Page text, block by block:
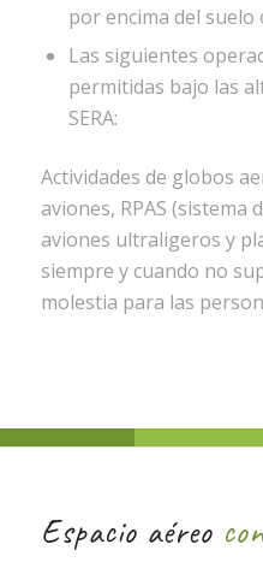
por encima del suelo
Las siguientes
permitidas bajo las
SERA:
Actividades de globos
aviones, RPAS (sistema
aviones ultraligeros y
siempre y cuando no
molestia para las
Espacio aéreo